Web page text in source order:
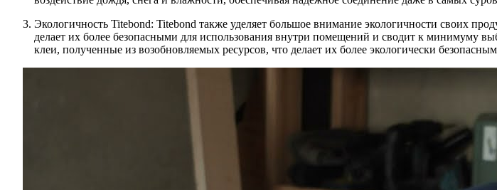
Экологичность Titebond: Titebond также уделяет большое внимание экологичности своих
делает их более безопасными для использования внутри помещений и сводит к минимуму
клеи, полученные из возобновляемых ресурсов, что делает их более экологически